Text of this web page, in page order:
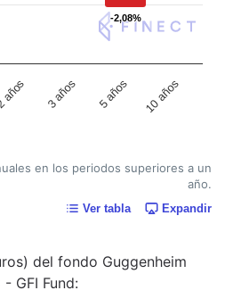
-2,08%
-2,08%
3 años 5 años 10 años
en los periodos superiores a un
año.
Ver tabla Expandir
del fondo Guggenheim
GFI Fund: